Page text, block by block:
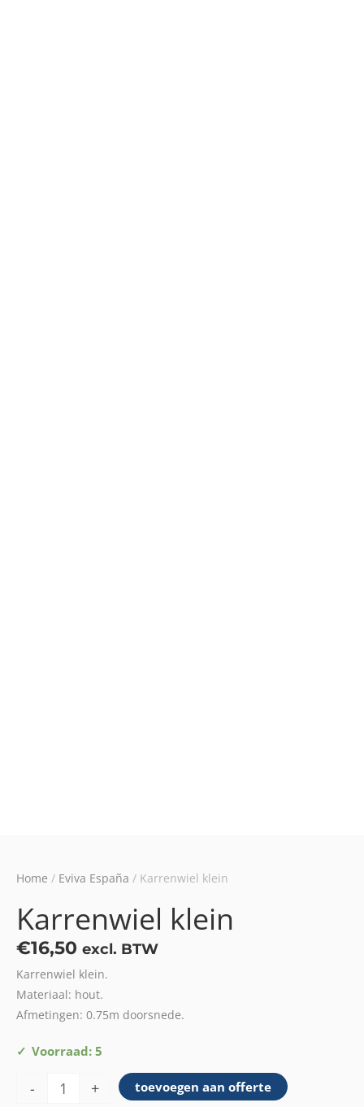
Home / Eviva España / Karrenwiel klein
Karrenwiel klein
€16,50 excl. BTW
Karrenwiel klein.
Materiaal: hout.
Afmetingen: 0.75m doorsnede.
Voorraad: 5
-
Karrenwiel
aantal
+ toevoegen aan offerte